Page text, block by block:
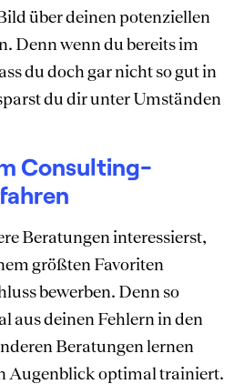
über deinen potenziellen
Denn wenn du bereits im
du doch gar nicht so gut in
du dir unter Umständen
Consulting-
Beratungen interessierst,
größten Favoriten
bewerben. Denn so
aus deinen Fehlern in den
Beratungen lernen
Augenblick optimal trainiert.